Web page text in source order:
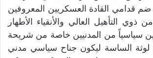
ضم قدامي القادة العسكريين المعروفين
ذوي التأهيل العالي والأنقياء الأطهار
سياسياً من المدنيين خاصة من شريحة
لوثة الساسة ليكون جناح سياسي مدني